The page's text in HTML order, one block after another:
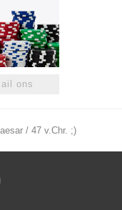
ons
/ 47 v.Chr. ;)